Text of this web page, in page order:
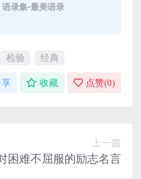
录集-最美语录
检验 经典
收藏 点赞(0)
上一篇
困难不屈服的励志名言